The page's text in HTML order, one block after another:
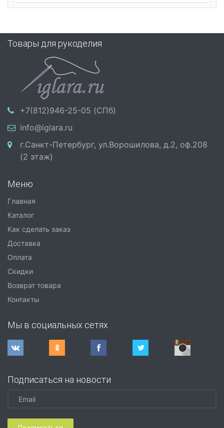
Товары для рукоделия
+7(812)946-25-05 (СПб)
info@iglara.ru
г.Санкт-Петербург, ул.Ворошилова, д.2, оф.208
(2 этаж)
Меню
Главная
Каталог
Как сделать заказ
Доставка
Оплата
Скидки
Возврат товара
Контакты
Мы в социальных сетях
Подписаться на новости